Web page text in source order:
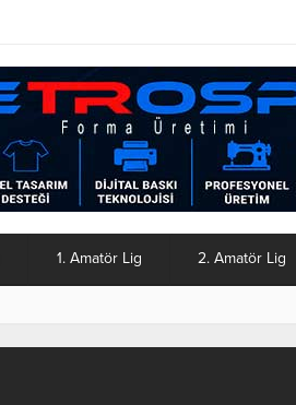
1. Amatör Lig 2. Amatör Lig